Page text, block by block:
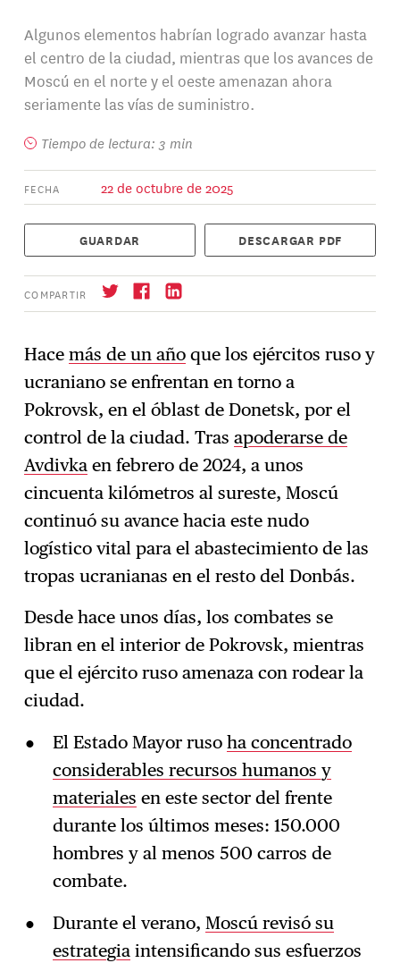
Algunos elementos habrían logrado avanzar hasta
el centro de la ciudad, mientras que los avances de
Moscú en el norte y el oeste amenazan ahora
seriamente las vías de suministro.
Tiempo de lectura: 3 min
FECHA 22 de octubre de 2025
GUARDAR DESCARGAR PDF
COMPARTIR
→ Suscríbase
Hacemás de un año que los ejércitos ruso y
ucraniano se enfrentan en torno a
Pokrovsk, en el óblast de Donetsk, por el
control de la ciudad. Trasapoderarse de
Avdivka en febrero de 2024, a unos
cincuenta kilómetros al sureste, Moscú
continuó su avance hacia este nudo
logístico vital para el abastecimiento de las
tropas ucranianas en el resto del Donbás.
Desde hace unos días, los combates se
libran en el interior de Pokrovsk, mientras
que el ejército ruso amenaza con rodear la
ciudad.
El Estado Mayor ruso ha concentrado
considerables recursos humanos y
materiales en este sector del frente
durante los últimos meses: 150.000
hombres y al menos 500 carros de
combate.
Durante el verano, Moscú revisó su
estrategiaintensificando sus esfuerzos